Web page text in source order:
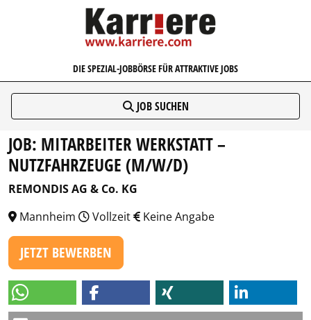
KARRIERE.COM
DIE SPEZIAL-JOBBÖRSE FÜR ATTRAKTIVE JOBS
JOB SUCHEN
JOB: MITARBEITER WERKSTATT –
NUTZFAHRZEUGE (M/W/D)
REMONDIS AG & Co. KG
Mannheim
Vollzeit Keine Angabe
JETZT BEWERBEN